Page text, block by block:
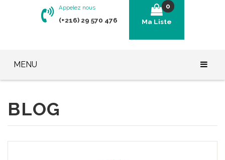
Appelez nous
(+216) 29 570 476 Ma Liste
0
MENU
A Propos
BLOG